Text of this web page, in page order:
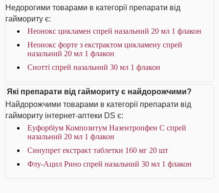
Недорогими товарами в категорії препарати від
гаймориту є:
Неонокс цикламен спрей назальний 20 мл 1 флакон
Неонокс форте з екстрактом цикламену спрей
назальний 20 мл 1 флакон
Снотті спрей назальний 30 мл 1 флакон
Які препарати від гаймориту є найдорожчими?
Найдорожчими товарами в категорії препарати від
гаймориту інтернет-аптеки DS є:
Еуфорбіум Композитум Назентропфен С спрей
назальний 20 мл 1 флакон
Синупрет екстракт таблетки 160 мг 20 шт
Флу-Ацил Рино спрей назальний 30 мл 1 флакон